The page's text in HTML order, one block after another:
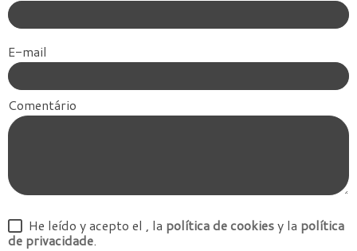
E-mail
Comentário
He leído y acepto el , la política de cookiesy la política
de privacidade.